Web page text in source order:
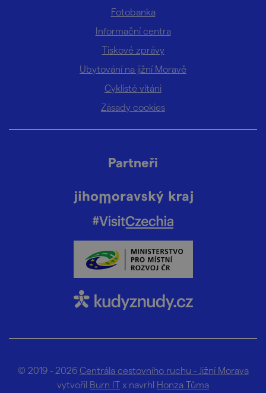
Fotobanka
Informační centra
Tiskové zprávy
Ubytování na jižní Moravě
Cyklisté vítáni
Zásady cookies
Partneři
© 2019 - 2026 Centrála cestovního ruchu - Jižní Morava
vytvořil Burn IT x navrhl Honza Tůma